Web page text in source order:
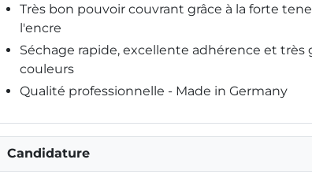
Très bon pouvoir couvrant grâce à la forte
l'encre
Séchage rapide, excellente adhérence et très
couleurs
Qualité professionnelle - Made in Germany
Candidature